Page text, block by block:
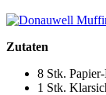
Zutaten
8 Stk.
1 Stk.